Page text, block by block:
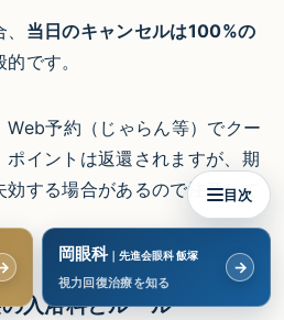
当日のキャンセルは100%の
です。
予約（じゃらん等）でクー
イントは返還されますが、期
する場合があるので注意して
入浴料とルール
岡眼科｜先進会眼科 飯塚
視力回復治療を知る
→
目次